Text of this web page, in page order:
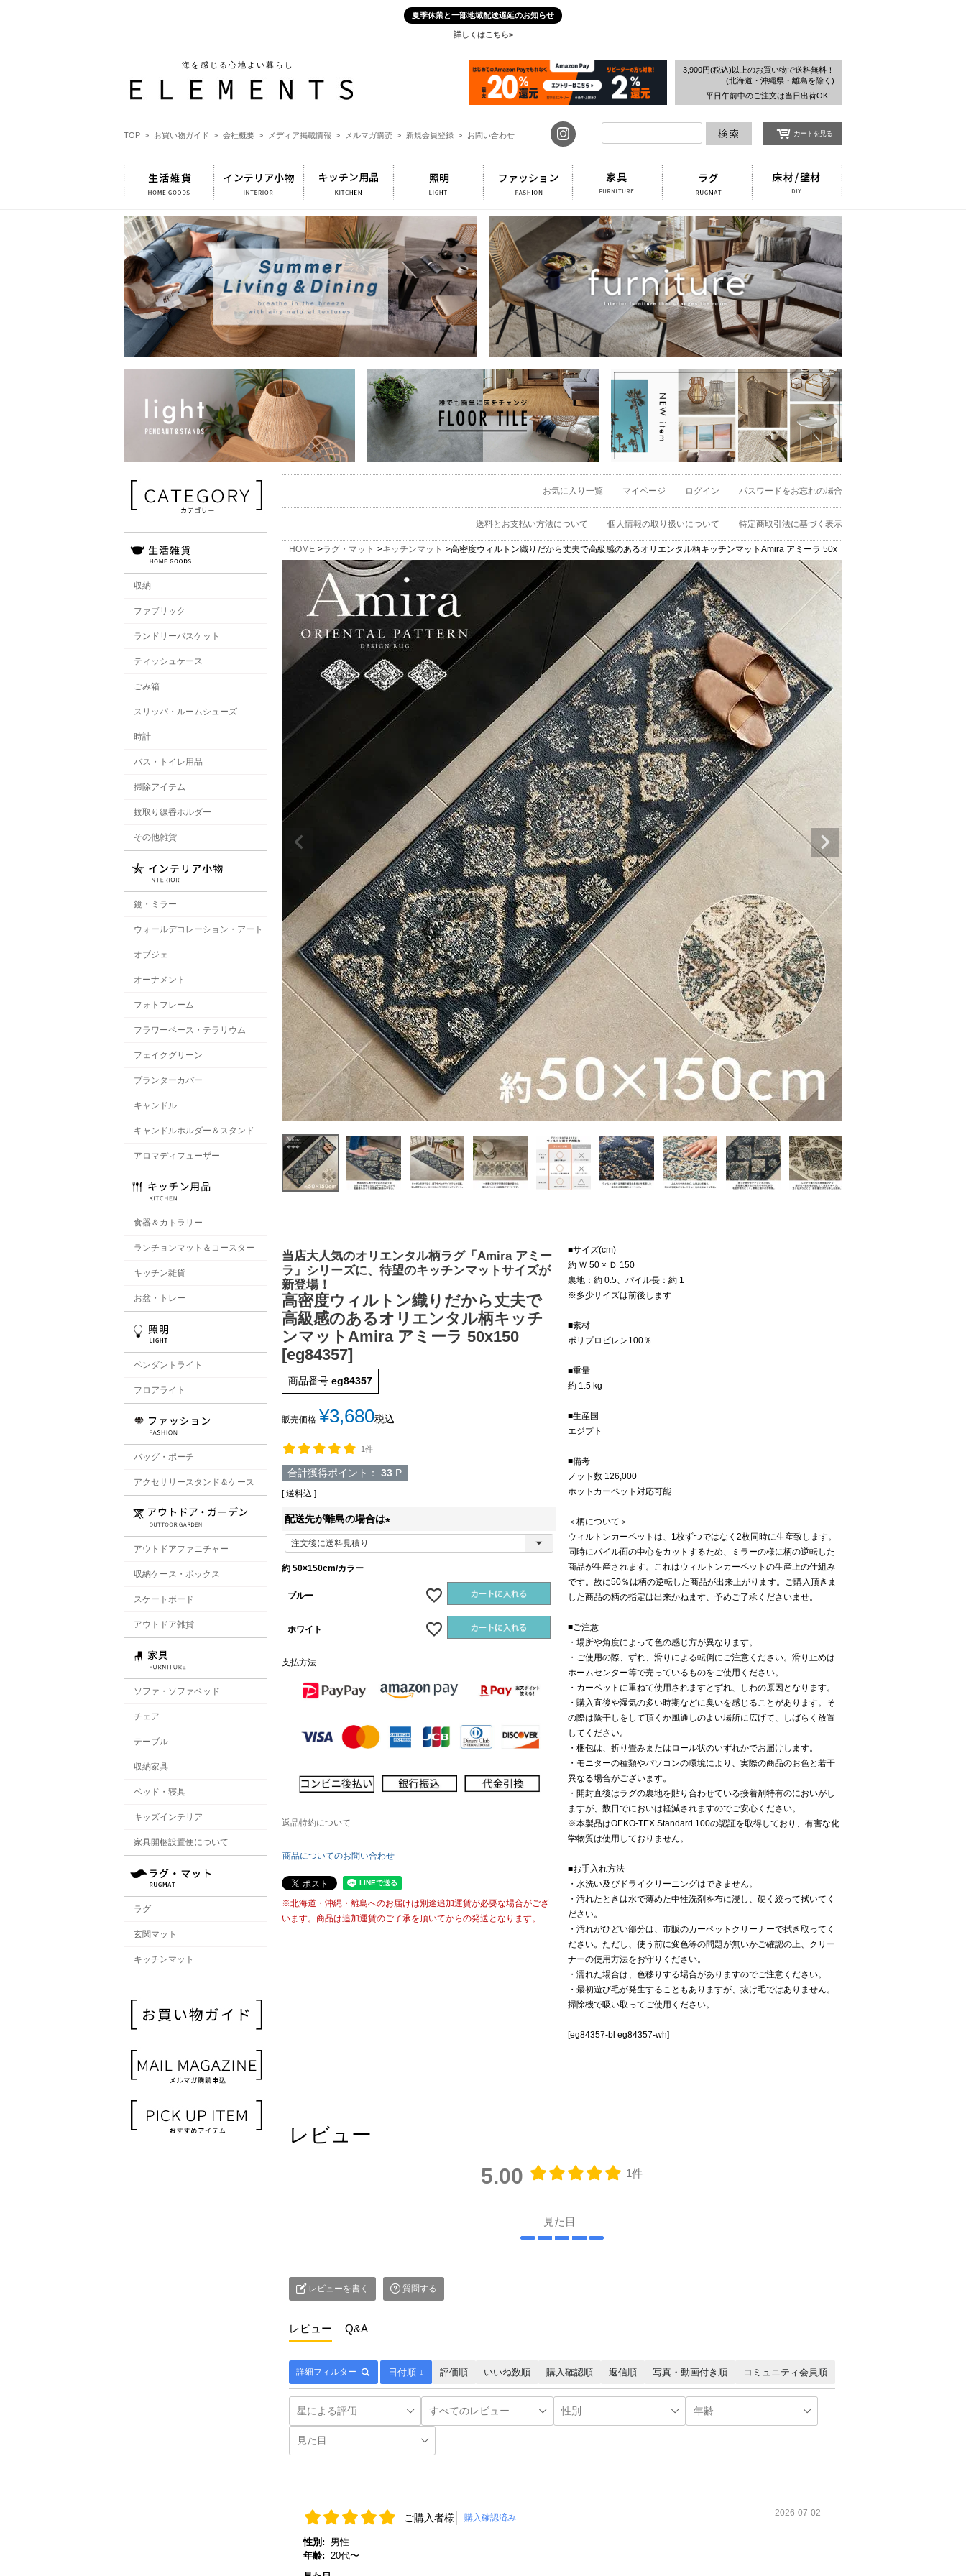
夏季休業と一部地域配送遅延のお知らせ
詳しくはこちら>
海を感じる心地よい暮らし
3,900円(税込)以上のお買い物で送料無料！
(北海道・沖縄県・離島を除く)
平日午前中のご注文は当日出荷OK!
カートを見る
TOP > お買い物ガイド > 会社概要 > メディア掲載情報 > メルマガ購読 > 新規会員登録 > お問い合わせ
検索
収納
ファブリック
ランドリーバスケット
ティッシュケース
ごみ箱
スリッパ・ルームシューズ
時計
バス・トイレ用品
掃除アイテム
蚊取り線香ホルダー
その他雑貨
鏡・ミラー
ウォールデコレーション・アート
オブジェ
オーナメント
フォトフレーム
フラワーベース・テラリウム
フェイクグリーン
プランターカバー
キャンドル
キャンドルホルダー＆スタンド
アロマディフューザー
食器＆カトラリー
ランチョンマット＆コースター
キッチン雑貨
お盆・トレー
ペンダントライト
フロアライト
バッグ・ポーチ
アクセサリースタンド＆ケース
アウトドアファニチャー
収納ケース・ボックス
スケートボード
アウトドア雑貨
ソファ・ソファベッド
チェア
テーブル
収納家具
ベッド・寝具
キッズインテリア
家具開梱設置便について
ラグ
玄関マット
キッチンマット
お気に入り一覧 マイページ ログイン パスワードをお忘れの場合
送料とお支払い方法について 個人情報の取り扱いについて 特定商取引法に基づく表示
HOME ラグ・マット キッチンマット 高密度ウィルトン織りだから丈夫で高級感のあるオリエンタル柄キッチンマットAmira アミーラ 50x150 [eg84357]
当店大人気のオリエンタル柄ラグ「Amira アミー
ラ」シリーズに、待望のキッチンマットサイズが
新登場！
高密度ウィルトン織りだから丈夫で
高級感のあるオリエンタル柄キッチ
ンマットAmira アミーラ 50x150
[eg84357]
商品番号 eg84357
販売価格 ¥3,680税込
1件
合計獲得ポイント： 33 P
送料込
配送先が離島の場合は
約 50×150cm/カラー
ブルー
ホワイト
支払方法
返品特約について
商品についてのお問い合わせ
※北海道・沖縄・離島へのお届けは別途追加運賃が必要な場合がござ
います。商品は追加運賃のご了承を頂いてからの発送となります。
■サイズ(cm)
約 Ｗ 50 × Ｄ 150
裏地：約 0.5、パイル長：約 1
※多少サイズは前後します
■素材
ポリプロピレン100％
■重量
約 1.5 kg
■生産国
エジプト
■備考
ノット数 126,000
ホットカーペット対応可能
＜柄について＞
ウィルトンカーペットは、1枚ずつではなく2枚同時に生産致します。
同時にパイル面の中心をカットするため、ミラーの様に柄の逆転した
商品が生産されます。これはウィルトンカーペットの生産上の仕組み
です。故に50％は柄の逆転した商品が出来上がります。ご購入頂きま
した商品の柄の指定は出来かねます、予めご了承くださいませ。
■ご注意
・場所や角度によって色の感じ方が異なります。
・ご使用の際、ずれ、滑りによる転倒にご注意ください。滑り止めは
ホームセンター等で売っているものをご使用ください。
・カーペットに重ねて使用されますとずれ、しわの原因となります。
・購入直後や湿気の多い時期などに臭いを感じることがあります。そ
の際は陰干しをして頂くか風通しのよい場所に広げて、しばらく放置
してください。
・梱包は、折り畳みまたはロール状のいずれかでお届けします。
・モニターの種類やパソコンの環境により、実際の商品のお色と若干
異なる場合がございます。
・開封直後はラグの裏地を貼り合わせている接着剤特有のにおいがし
ますが、数日でにおいは軽減されますのでご安心ください。
※本製品はOEKO-TEX Standard 100の認証を取得しており、有害な化
学物質は使用しておりません。
■お手入れ方法
・水洗い及びドライクリーニングはできません。
・汚れたときは水で薄めた中性洗剤を布に浸し、硬く絞って拭いてく
ださい。
・汚れがひどい部分は、市販のカーペットクリーナーで拭き取ってく
ださい。ただし、使う前に変色等の問題が無いかご確認の上、クリー
ナーの使用方法をお守りください。
・濡れた場合は、色移りする場合がありますのでご注意ください。
・最初遊び毛が発生することもありますが、抜け毛ではありません。
掃除機で吸い取ってご使用ください。
[eg84357-bl eg84357-wh]
レビュー
5.00 1件
見た目
レビューを書く 質問する
レビュー Q&A
詳細フィルター 日付順 ↓ 評価順 いいね数順 購入確認順 返信順 写真・動画付き順 コミュニティ会員順
ご購入者様 購入確認済み 2026-07-02
性別:
男性
年齢:
20代〜